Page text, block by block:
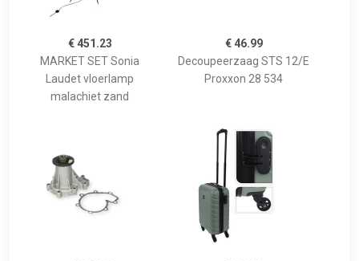
€ 451.23
MARKET SET Sonia
Laudet vloerlamp
malachiet zand
€ 46.99
Decoupeerzaag STS 12/E
Proxxon 28 534